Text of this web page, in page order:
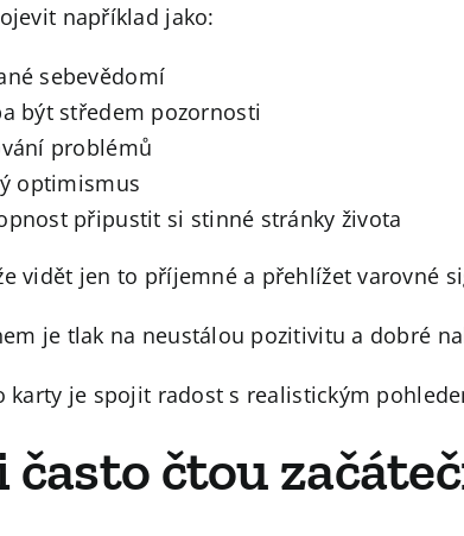
například jako:
sebevědomí
být středem pozornosti
problémů
optimismus
připustit si stinné stránky života
vidět jen to příjemné a přehlížet varovné
je tlak na neustálou pozitivitu a dobré
karty je spojit radost s realistickým
často čtou